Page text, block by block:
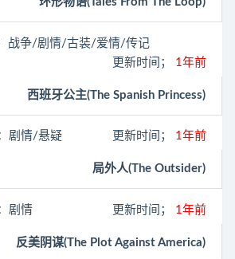
战争/剧情/古装/爱情/传记
更新时间；
1年前
西班牙公主(The Spanish Princess)
剧情/悬疑 更新时间； 1年前
局外人(The Outsider)
剧情 更新时间； 1年前
反美阴谋(The Plot Against America)